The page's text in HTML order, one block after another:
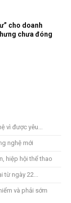
cho doanh
chưa đóng
vì được yêu...
nghệ mới
hiệp hội thể thao
ngày 22...
và phải sớm